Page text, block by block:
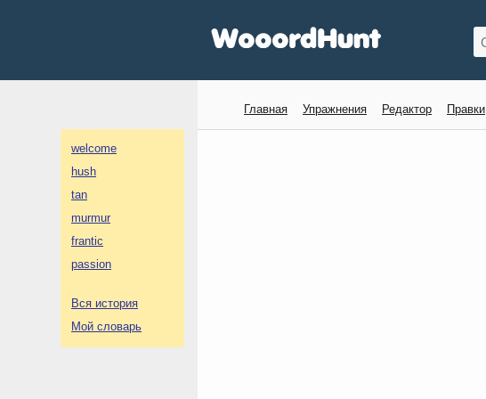
welcome
hush
tan
murmur
frantic
passion
Вся история
Мой словарь
Главная Упражнения Редактор Правки